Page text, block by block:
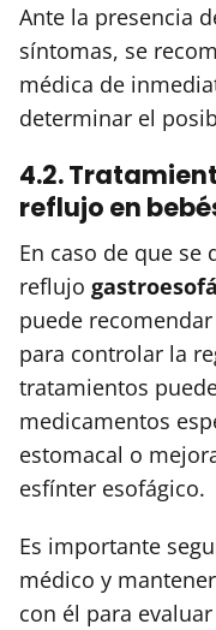
Ante la presencia
síntomas, se
médica de
determinar el
4.2.
reflujo en
En caso de que
reflujo
puede
para controlar la
tratamientos
medicamentos
estomacal o
esfínter esofágico.
Es importante
médico y
con él para